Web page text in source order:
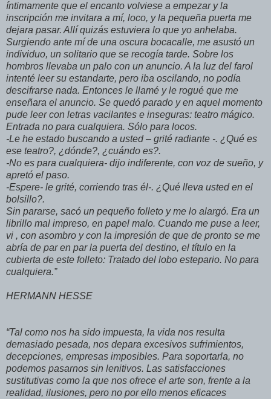
íntimamente que el encanto volviese a empezar y la
inscripción me invitara a mí, loco, y la pequeña puerta me
dejara pasar. Allí quizás estuviera lo que yo anhelaba.
Surgiendo ante mí de una oscura bocacalle, me asustó un
individuo, un solitario que se recogía tarde. Sobre los
hombros llevaba un palo con un anuncio. A la luz del farol
intenté leer su estandarte, pero iba oscilando, no podía
descifrarse nada. Entonces le llamé y le rogué que me
enseñara el anuncio. Se quedó parado y en aquel momento
pude leer con letras vacilantes e inseguras: teatro mágico.
Entrada no para cualquiera. Sólo para locos.
-Le he estado buscando a usted – grité radiante -. ¿Qué es
ese teatro?, ¿dónde?, ¿cuándo es?.
-No es para cualquiera- dijo indiferente, con voz de sueño, y
apretó el paso.
-Espere- le grité, corriendo tras él-. ¿Qué lleva usted en el
bolsillo?.
Sin pararse, sacó un pequeño folleto y me lo alargó. Era un
librillo mal impreso, en papel malo. Cuando me puse a leer,
vi , con asombro y con la impresión de que de pronto se me
abría de par en par la puerta del destino, el título en la
cubierta de este folleto: Tratado del lobo estepario. No para
cualquiera.”
HERMANN HESSE
“Tal como nos ha sido impuesta, la vida nos resulta
demasiado pesada, nos depara excesivos sufrimientos,
decepciones, empresas imposibles. Para soportarla, no
podemos pasarnos sin lenitivos. Las satisfacciones
sustitutivas como la que nos ofrece el arte son, frente a la
realidad, ilusiones, pero no por ello menos eficaces